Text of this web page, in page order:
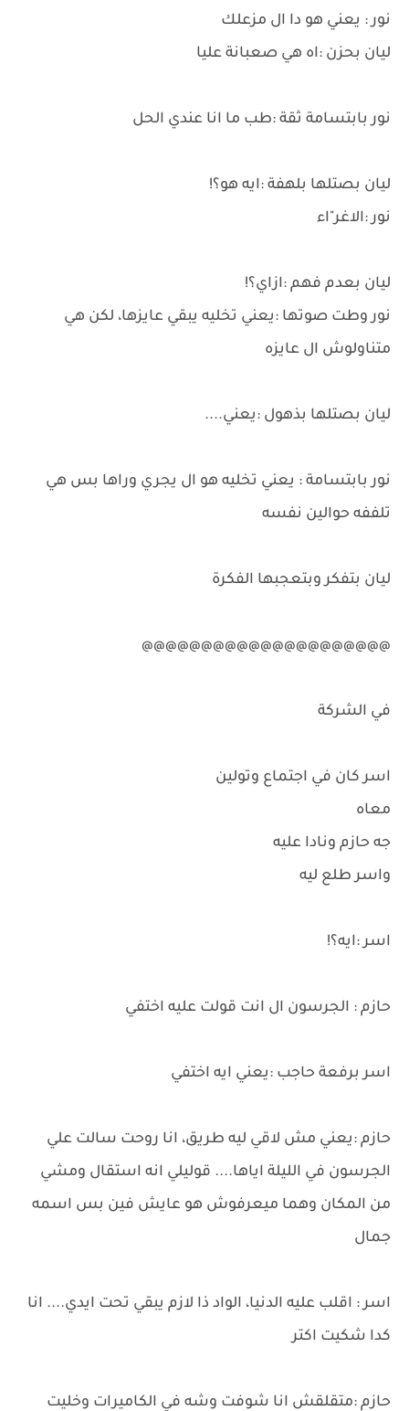
نور : يعني هو دا ال مزعلك
ليان بحزن :اه هي صعبانة عليا
نور بابتسامة ثقة :طب ما انا عندي الحل
ليان بصتلها بلهفة :ايه هو؟!
نور :الاغر"اء
ليان بعدم فهم :ازاي؟!
نور وطت صوتها :يعني تخليه يبقي عايزها، لكن هي
متناولوش ال عايزه
ليان بصتلها بذهول :يعني....
نور بابتسامة : يعني تخليه هو ال يجري وراها بس هي
تلففه حوالين نفسه
ليان بتفكر وبتعجبها الفكرة
@@@@@@@@@@@@@@@@@@@@@
في الشركة
اسر كان في اجتماع وتولين
معاه
جه حازم ونادا عليه
واسر طلع ليه
اسر :ايه؟!
حازم : الجرسون ال انت قولت عليه اختفي
اسر برفعة حاجب :يعني ايه اختفي
حازم :يعني مش لاقي ليه طريق، انا روحت سالت علي
الجرسون في الليلة اياها.... قوليلي انه استقال ومشي
من المكان وهما ميعرفوش هو عايش فين بس اسمه
جمال
اسر : اقلب عليه الدنيا، الواد ذا لازم يبقي تحت ايدي.... انا
كدا شكيت اكتر
حازم :متقلقش انا شوفت وشه في الكاميرات وخليت